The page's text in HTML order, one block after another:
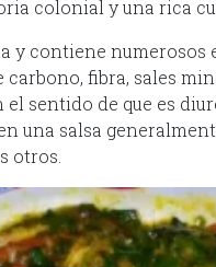
colonial y una rica
y contiene
fibra, sales
sentido de que es
una salsa
otros.